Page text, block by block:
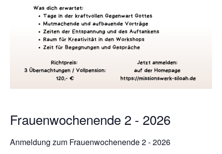
Frauenwochenende 2 - 2026
Anmeldung zum Frauenwochenende 2 - 2026